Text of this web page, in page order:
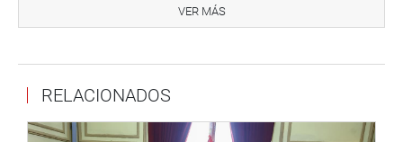
predictamen que propone la Ley que modifica la Ley
29698, Ley que declara de interés nacional y preferente
A las 2 de la tarde, la Comisión de Descentralización,
Regionalización, Gobiernos Locales y Modernización de
VER MÁS
RELACIONADOS